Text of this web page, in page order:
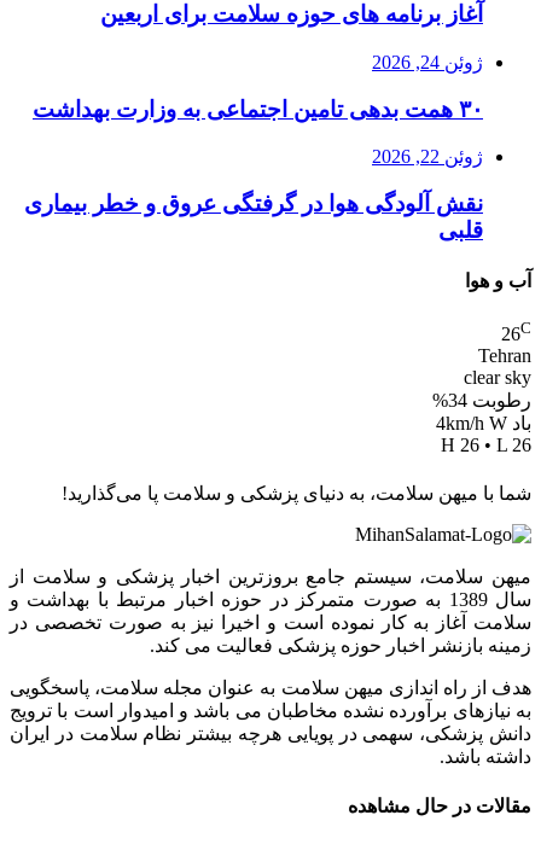
آغاز برنامه های حوزه سلامت برای اربعین
ژوئن 24, 2026
۳۰ همت بدهی تامین اجتماعی به وزارت بهداشت
ژوئن 22, 2026
نقش آلودگی هوا در گرفتگی عروق و خطر بیماری
قلبی
آب و هوا
26C
Tehran
clear sky
رطوبت 34%
باد 4km/h W
H 26 • L 26
شما با میهن سلامت، به دنیای پزشکی و سلامت پا می‌گذارید!
میهن سلامت، سیستم جامع بروزترین اخبار پزشکی و سلامت از
سال 1389 به صورت متمرکز در حوزه اخبار مرتبط با بهداشت و
سلامت آغاز به کار نموده است و اخیرا نیز به صورت تخصصی در
زمینه بازنشر اخبار حوزه پزشکی فعالیت می کند.
هدف از راه اندازی میهن سلامت به عنوان مجله سلامت، پاسخگویی
به نیازهای برآورده نشده مخاطبان می باشد و امیدوار است با ترویج
دانش پزشکی، سهمی در پویایی هرچه بیشتر نظام سلامت در ایران
داشته باشد.
مقالات در حال مشاهده